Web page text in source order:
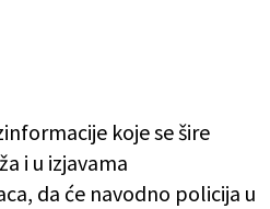
koje se šire
i u izjavama
da će navodno policija u